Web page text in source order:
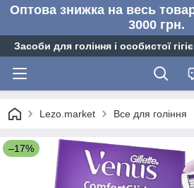
Оптова знижка на весь
3000 грн.
Засоби для гоління і особистої
Lezo.market Все для гоління
–17%